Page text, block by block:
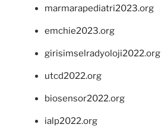
marmarapediatri2023.org
emchie2023.org
girisimselradyoloji2022.org
utcd2022.org
biosensor2022.org
ialp2022.org